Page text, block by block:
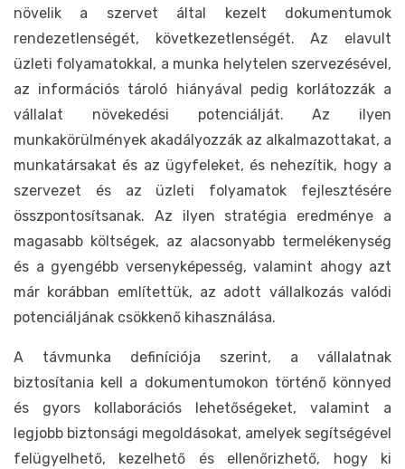
növelik a szervet által kezelt dokumentumok
rendezetlenségét, következetlenségét. Az elavult
üzleti folyamatokkal, a munka helytelen szervezésével,
az információs tároló hiányával pedig korlátozzák a
vállalat növekedési potenciálját. Az ilyen
munkakörülmények akadályozzák az alkalmazottakat, a
munkatársakat és az ügyfeleket, és nehezítik, hogy a
szervezet és az üzleti folyamatok fejlesztésére
összpontosítsanak. Az ilyen stratégia eredménye a
magasabb költségek, az alacsonyabb termelékenység
és a gyengébb versenyképesség, valamint ahogy azt
már korábban említettük, az adott vállalkozás valódi
potenciáljának csökkenő kihasználása.
A távmunka definíciója szerint, a vállalatnak
biztosítania kell a dokumentumokon történő könnyed
és gyors kollaborációs lehetőségeket, valamint a
legjobb biztonsági megoldásokat, amelyek segítségével
felügyelhető, kezelhető és ellenőrizhető, hogy ki